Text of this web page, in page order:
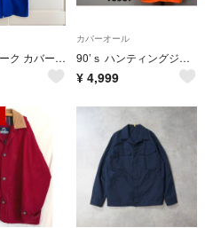
フレンチワーク カバーオール ショップコート ブルー 古着 ユーロワーク
カバーオール
90’ｓ ハンティングジャケット USA製 16967 IDEALジップ 80
¥ 4,999